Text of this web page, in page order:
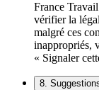
France
vérifier la
malgré ces
inappropriés,
« Signaler
8.